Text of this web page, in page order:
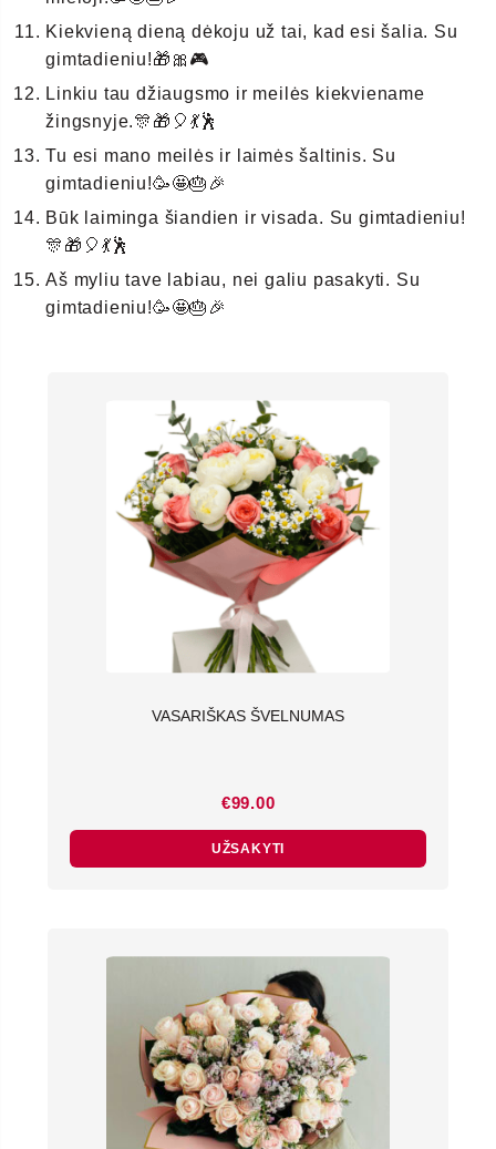
Kiekvieną dieną dėkoju už tai, kad esi šalia. Su
gimtadieniu!🎁🎀🎮
Linkiu tau džiaugsmo ir meilės kiekviename
žingsnyje.🎊🎁🎈💃🕺
Tu esi mano meilės ir laimės šaltinis. Su
gimtadieniu!🥳🤩🎂🎉
Būk laiminga šiandien ir visada. Su gimtadieniu!
🎊🎁🎈💃🕺
Aš myliu tave labiau, nei galiu pasakyti. Su
gimtadieniu!🥳🤩🎂🎉
VASARIŠKAS ŠVELNUMAS
€99.00
UŽSAKYTI